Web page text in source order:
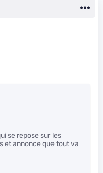
se repose sur les
et annonce que tout va